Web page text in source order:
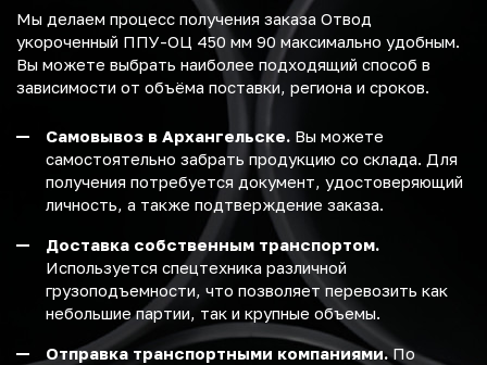
Мы делаем процесс получения заказа Отвод
укороченный ППУ-ОЦ 450 мм 90 максимально удобным.
Вы можете выбрать наиболее подходящий способ в
зависимости от объёма поставки, региона и сроков.
Самовывоз в Архангельске. Вы можете
самостоятельно забрать продукцию со склада. Для
получения потребуется документ, удостоверяющий
личность, а также подтверждение заказа.
Доставка собственным транспортом.
Используется спецтехника различной
грузоподъемности, что позволяет перевозить как
небольшие партии, так и крупные объемы.
Отправка транспортными компаниями.По